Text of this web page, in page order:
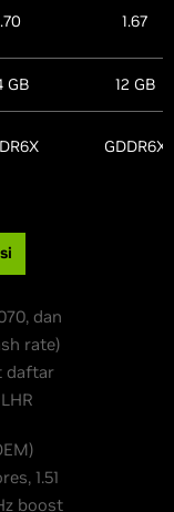
1.67
GB 12 GB
GDDR6X
dan
rate)
daftar
1.51
boost